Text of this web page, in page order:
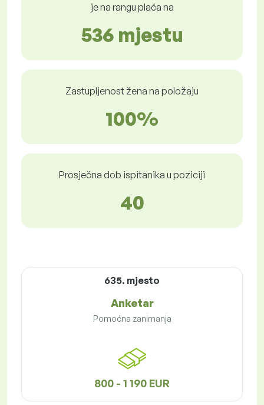
je na rangu plaća na
536 mjestu
Zastupljenost žena na položaju
100%
Prosječna dob ispitanika u poziciji
40
635. mjesto
Anketar
Pomoćna zanimanja
800 - 1 190 EUR